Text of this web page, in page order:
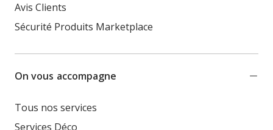
Avis Clients
Sécurité Produits Marketplace
On vous accompagne
Tous nos services
Services Déco